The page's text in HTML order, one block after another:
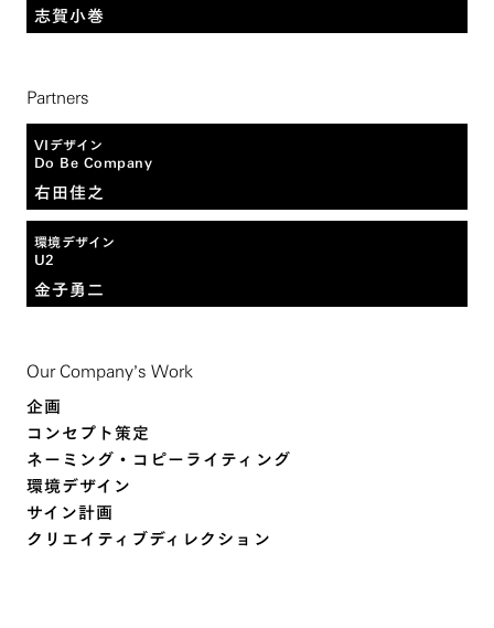
志賀小巻
Partners
VIデザイン
Do Be Company
右田佳之
環境デザイン
U2
金子勇二
Our Company’s Work
企画
コンセプト策定
ネーミング・コピーライティング
環境デザイン
サイン計画
クリエイティブディレクション